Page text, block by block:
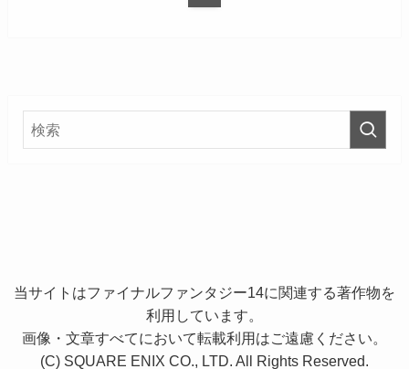
当サイトはファイナルファンタジー14に関連する著作物を
利用しています。
画像・文章すべてにおいて転載利用はご遠慮ください。
(C) SQUARE ENIX CO., LTD. All Rights Reserved.